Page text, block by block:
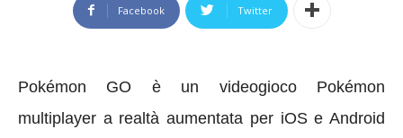
Facebook Twitter
Pokémon GO è un videogioco Pokémon
multiplayer a realtà aumentata per iOS e Android